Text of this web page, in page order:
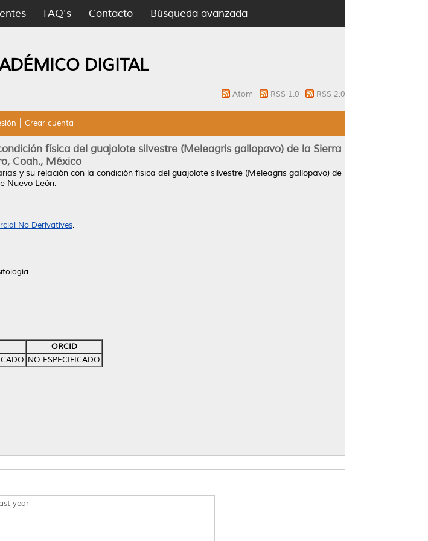
FAQ's Contacto Búsqueda avanzada
DIGITAL
Atom RSS 1.0 RSS 2.0
Crear cuenta
física del guajolote silvestre (Meleagris gallopavo) de la Sierra
Coah., México
y su relación con la condición física del guajolote silvestre (Meleagris gallopavo) de
Nuevo León.
No Derivatives.
ORCID
NO ESPECIFICADO
year